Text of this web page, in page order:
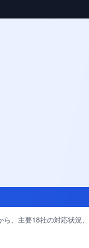
、主要18社の対応状況